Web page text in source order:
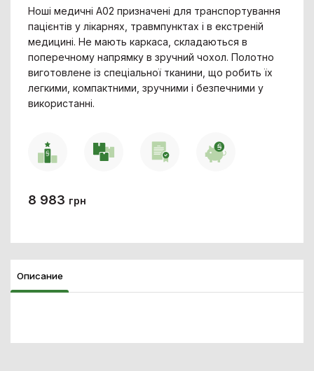
Ноші медичні А02 призначені для транспортування
пацієнтів у лікарнях, травмпунктах і в екстреній
медицині. Не мають каркаса, складаються в
поперечному напрямку в зручний чохол. Полотно
виготовлене із спеціальної тканини, що робить їх
легкими, компактними, зручними і безпечними у
використанні.
8 983 грн
Описание